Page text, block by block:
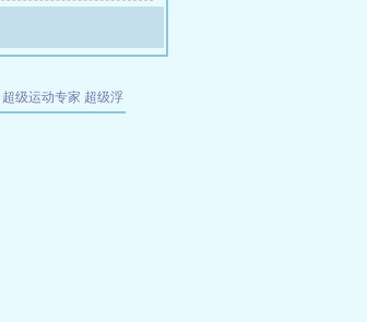
超级运动专家 超级浮